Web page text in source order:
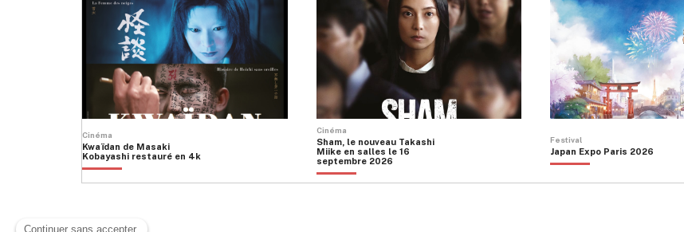
Cinéma
Kwaïdan de Masaki
Kobayashi restauré en 4k
Cinéma
Sham, le nouveau Takashi
Miike en salles le 16
septembre 2026
Festival
Japan Expo Paris 2026